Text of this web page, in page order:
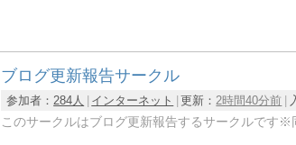
ブログ更新報告サークル
参加者：284人 インターネット 更新：2時間40分前
このサークルはブログ更新報告するサークルです